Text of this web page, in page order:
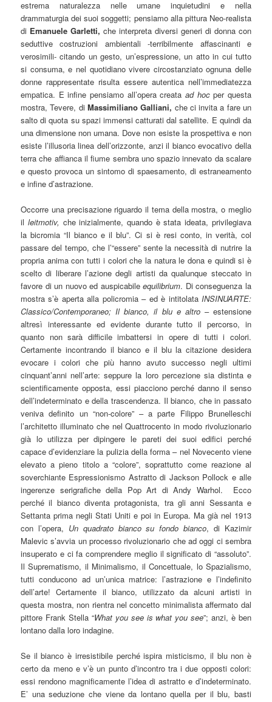
estrema naturalezza nelle umane inquietudini e nella
drammaturgia dei suoi soggetti; pensiamo alla pittura Neo-realista
di Emanuele Garletti,che interpreta diversi generi di donna con
seduttive costruzioni ambientali -terribilmente affascinanti e
verosimili- citando un gesto, un’espressione, un atto in cui tutto
si consuma, e nel quotidiano vivere circostanziato ognuna delle
donne rappresentate risulta essere autentica nell’immediatezza
empatica. E infine pensiamo all’opera creata ad hocper questa
mostra, Tevere, diMassimiliano Galliani, che ci invita a fare un
salto di quota su spazi immensi catturati dal satellite. E quindi da
una dimensione non umana. Dove non esiste la prospettiva e non
esiste l’illusoria linea dell’orizzonte, anzi il bianco evocativo della
terra che affianca il fiume sembra uno spazio innevato da scalare
e questo provoca un sintomo di spaesamento, di estraneamento
e infine d’astrazione.
Occorre una precisazione riguardo il tema della mostra, o meglio
il leitmotiv, che inizialmente, quando è stata ideata, privilegiava
la bicromia “Il bianco e il blu”. Ci si è resi conto, in verità, col
passare del tempo, che l’“essere” sente la necessità di nutrire la
propria anima con tutti i colori che la natura le dona e quindi si è
scelto di liberare l’azione degli artisti da qualunque steccato in
favore di un nuovo ed auspicabileequilibrium. Di conseguenza la
mostra s’è aperta alla policromia – ed è intitolata INSINUARTE:
Classico/Contemporaneo; Il bianco, il blu e altro – estensione
altresì interessante ed evidente durante tutto il percorso, in
quanto non sarà difficile imbattersi in opere di tutti i colori.
Certamente incontrando il bianco e il blu la citazione desidera
evocare i colori che più hanno avuto successo negli ultimi
cinquant’anni nell’arte: seppure la loro percezione sia distinta e
scientificamente opposta, essi piacciono perché danno il senso
dell’indeterminato e della trascendenza. Il bianco, che in passato
veniva definito un “non-colore” – a parte Filippo Brunelleschi
l’architetto illuminato che nel Quattrocento in modo rivoluzionario
già lo utilizza per dipingere le pareti dei suoi edifici perché
capace d’evidenziare la pulizia della forma – nel Novecento viene
elevato a pieno titolo a “colore”, soprattutto come reazione al
soverchiante Espressionismo Astratto di Jackson Pollock e alle
ingerenze serigrafiche della Pop Art di Andy Warhol. Ecco
perché il bianco diventa protagonista, tra gli anni Sessanta e
Settanta prima negli Stati Uniti e poi in Europa. Ma già nel 1913
con l’opera, Un quadrato bianco su fondo bianco, di Kazimir
Malevic s’avvia un processo rivoluzionario che ad oggi ci sembra
insuperato e ci fa comprendere meglio il significato di “assoluto”.
Il Suprematismo, il Minimalismo, il Concettuale, lo Spazialismo,
tutti conducono ad un’unica matrice: l’astrazione e l’indefinito
dell’arte! Certamente il bianco, utilizzato da alcuni artisti in
questa mostra, non rientra nel concetto minimalista affermato dal
pittore Frank Stella “What you see is what you see”; anzi, è ben
lontano dalla loro indagine.
Se il bianco è irresistibile perché ispira misticismo, il blu non è
certo da meno e v’è un punto d’incontro tra i due opposti colori:
essi rendono magnificamente l’idea di astratto e d’indeterminato.
E’ una seduzione che viene da lontano quella per il blu, basti